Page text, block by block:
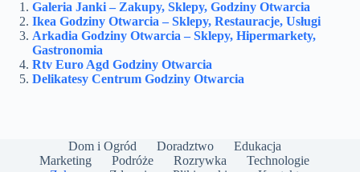
Galeria Janki – Zakupy, Sklepy, Godziny Otwarcia
Ikea Godziny Otwarcia – Sklepy, Restauracje, Usługi
Arkadia Godziny Otwarcia – Sklepy, Hipermarkety,
Gastronomia
Rtv Euro Agd Godziny Otwarcia
Delikatesy Centrum Godziny Otwarcia
Dom i Ogród Doradztwo
Edukacja
Marketing
Podróże Rozrywka
Technologie